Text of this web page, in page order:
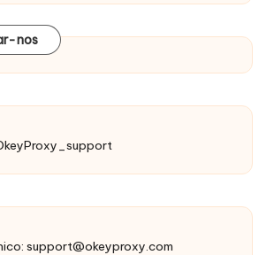
nos
support@okeyproxy.com